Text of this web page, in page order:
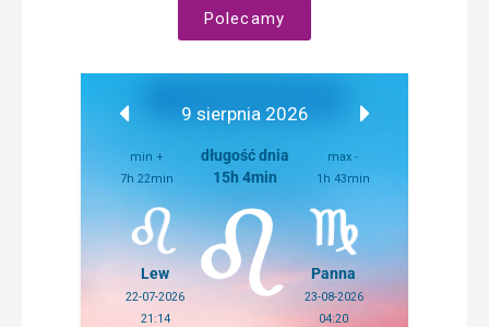
Polecamy
9 sierpnia 2026
min +
7h 22min
długość dnia
15h 4min
max -
1h 43min
Lew
22-07-2026
21:14
Panna
23-08-2026
04:20